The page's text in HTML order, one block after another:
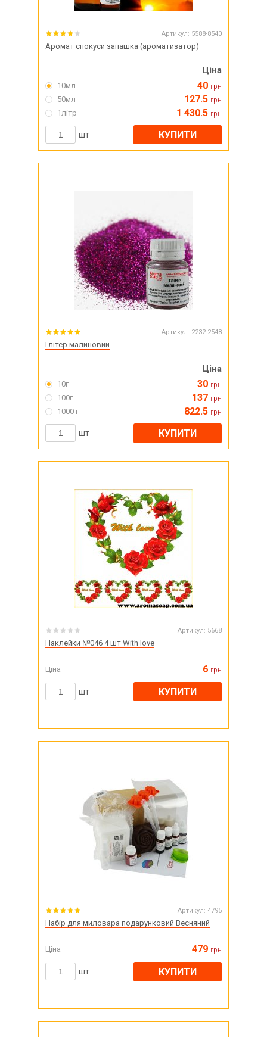
Артикул: 5588-8540
Аромат спокуси запашка (ароматизатор)
Ціна
10мл 40 грн
50мл 127.5 грн
1літр 1 430.5 грн
шт КУПИТИ
Артикул: 2232-2548
Глітер малиновий
Ціна
10г 30 грн
100г 137 грн
1000 г 822.5 грн
шт КУПИТИ
Артикул: 5668
Наклейки №046 4 шт With love
Ціна 6 грн
шт КУПИТИ
Артикул: 4795
Набір для миловара подарунковий Весняний
Ціна 479 грн
шт КУПИТИ